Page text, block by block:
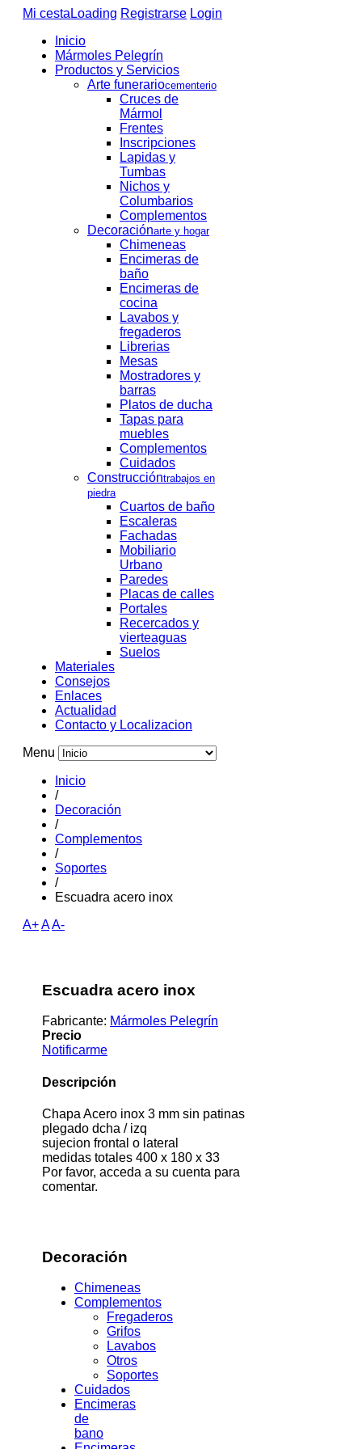
Mi cesta Loading Registrarse Login
Inicio
Mármoles Pelegrín
Productos y Servicios
Arte funerariocementerio
Cruces de
Mármol
Frentes
Inscripciones
Lapidas y
Tumbas
Nichos y
Columbarios
Complementos
Decoraciónarte y hogar
Chimeneas
Encimeras de
baño
Encimeras de
cocina
Lavabos y
fregaderos
Librerias
Mesas
Mostradores y
barras
Platos de ducha
Tapas para
muebles
Complementos
Cuidados
Construccióntrabajos en
piedra
Cuartos de baño
Escaleras
Fachadas
Mobiliario
Urbano
Paredes
Placas de calles
Portales
Recercados y
vierteaguas
Suelos
Materiales
Consejos
Enlaces
Actualidad
Contacto y Localizacion
Menu
Inicio
/
Decoración
/
Complementos
/
Soportes
/
Escuadra acero inox
A+AA-
Escuadra acero inox
Fabricante: Mármoles Pelegrín
Precio
Notificarme
Descripción
Chapa Acero inox 3 mm sin patinas
plegado dcha / izq
sujecion frontal o lateral
medidas totales 400 x 180 x 33
Por favor, acceda a su cuenta para
comentar.
Decoración
Chimeneas
Complementos
Fregaderos
Grifos
Lavabos
Otros
Soportes
Cuidados
Encimeras
de
bano